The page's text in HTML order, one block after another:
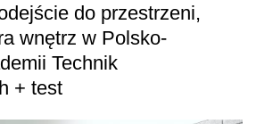
do przestrzeni,
wnętrz w Polsko-
Technik
+ test